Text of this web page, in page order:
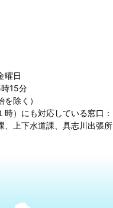
曜日
15分
を除く）
）にも対応している窓口：
、上下水道課、具志川出張所